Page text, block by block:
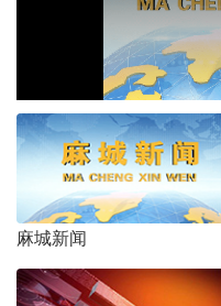
麻城新闻